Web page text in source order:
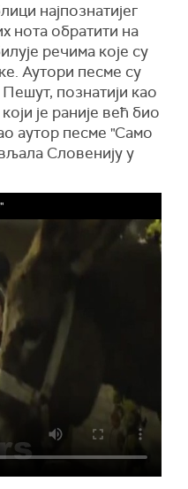
најпознатијег
нота обратити на
речима које су
Аутори песме су
познатији као
је раније већ био
аутор песме "Само
Словенију у